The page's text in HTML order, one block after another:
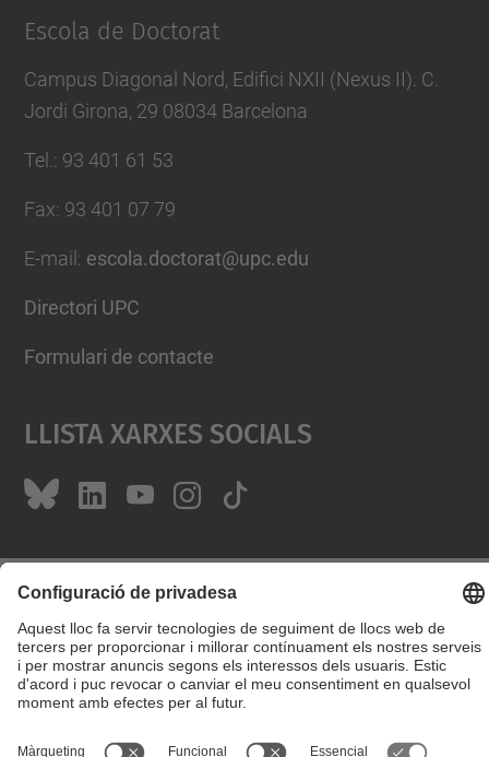
Escola de Doctorat
Campus Diagonal Nord, Edifici NXII (Nexus II). C.
Jordi Girona, 29 08034 Barcelona
Tel.: 93 401 61 53
Fax: 93 401 07 79
E-mail : escola.doctorat@upc.edu
Directori UPC
Formulari de contacte
Llista Xarxes Socials
© UPCEscola de Doctorat
Desenvolupat amb
Mapa del lloc